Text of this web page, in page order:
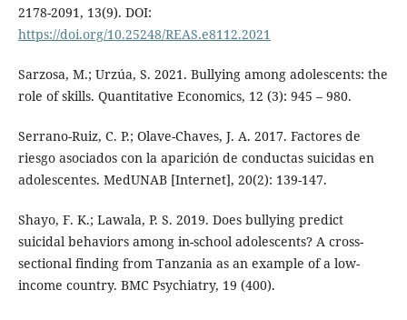
2178-2091, 13(9). DOI:
https://doi.org/10.25248/REAS.e8112.2021
Sarzosa, M.; Urzúa, S. 2021. Bullying among adolescents: the
role of skills. Quantitative Economics, 12 (3): 945 – 980.
Serrano-Ruiz, C. P.; Olave-Chaves, J. A. 2017. Factores de
riesgo asociados con la aparición de conductas suicidas en
adolescentes. MedUNAB [Internet], 20(2): 139-147.
Shayo, F. K.; Lawala, P. S. 2019. Does bullying predict
suicidal behaviors among in-school adolescents? A cross-
sectional finding from Tanzania as an example of a low-
income country. BMC Psychiatry, 19 (400).